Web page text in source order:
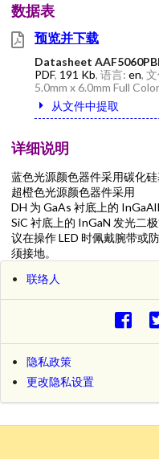
数据表
预览并下载
Datasheet
PDF, 191 Kb, 语言: en,
5.0mm x 6.0mm Full
从文件中提取
详细说明
蓝色光源颜色器件采用碳化
超橙色光源颜色器件采用
DH 为 GaAs 衬底上的
SiC 衬底上的 InGaN 发光二
议在操作 LED 时佩戴腕带或
须接地。
联络人
隐私政策
更改隐私设置